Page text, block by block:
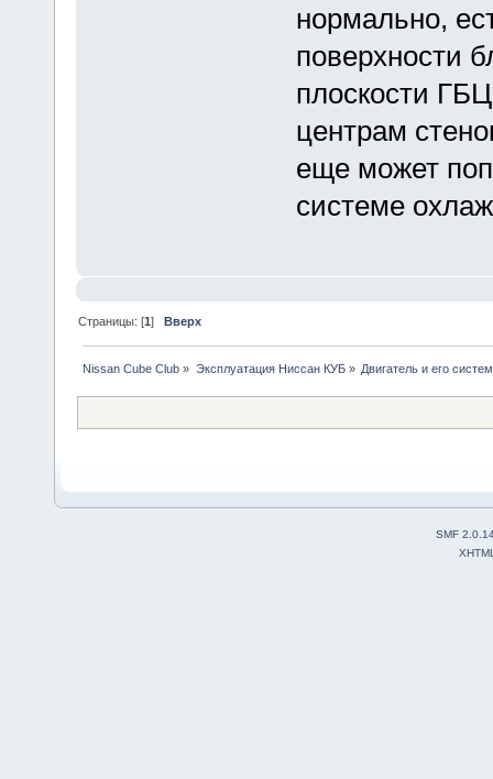
нормально,
поверхности
плоскости
центрам
еще может
системе
Страницы: [1] Вверх
Nissan Cube Club » Эксплуатация Ниссан КУБ» Двигатель и его
SMF